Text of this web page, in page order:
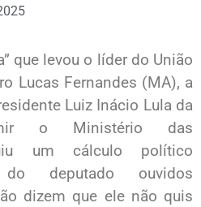
que levou o líder do União
Lucas Fernandes (MA), a
Luiz Inácio Lula da
o Ministério das
um cálculo político
deputado ouvidos
dizem que ele não quis